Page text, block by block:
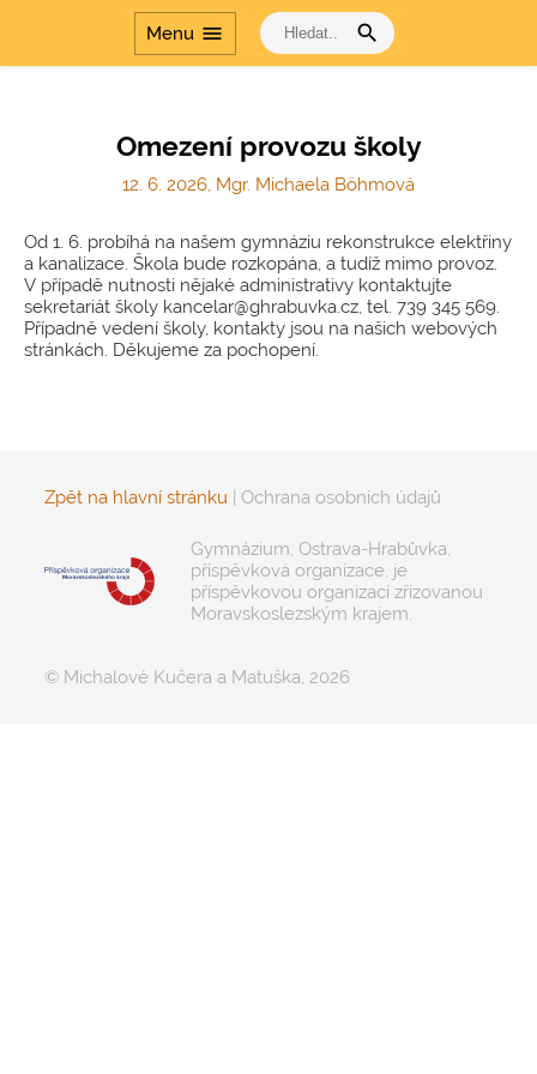
Menu menu search
laboratoře v
gymnáziích
profesnímu rozvoji
Šablony
řeš
Cesta dějinami a Cesta
dějinami - období
komunismu
Omezení provozu školy
12. 6. 2026, Mgr. Michaela Böhmová
Od 1. 6. probíhá na našem gymnáziu rekonstrukce elektřiny
a kanalizace. Škola bude rozkopána, a tudíž mimo provoz.
V případě nutnosti nějaké administrativy kontaktujte
sekretariát školy kancelar@ghrabuvka.cz, tel. 739 345 569.
Případně vedení školy, kontakty jsou na našich webových
stránkách. Děkujeme za pochopení.
Zpět na hlavní stránku | Ochrana osobních údajů
Gymnázium, Ostrava-Hrabůvka,
příspěvková organizace, je
příspěvkovou organizací zřizovanou
Moravskoslezským krajem.
© Michalové Kučera a Matuška, 2026